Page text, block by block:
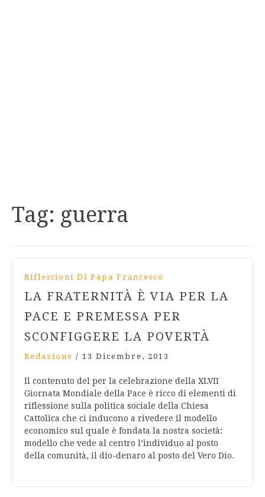
Tag: guerra
Riflessioni Di Papa Francesco
LA FRATERNITÀ È VIA PER LA
PACE E PREMESSA PER
SCONFIGGERE LA POVERTÀ
Redazione / 13 Dicembre, 2013
Il contenuto del per la celebrazione della XLVII
Giornata Mondiale della Pace è ricco di elementi di
riflessione sulla politica sociale della Chiesa
Cattolica che ci inducono a rivedere il modello
economico sul quale è fondata la nostra società:
modello che vede al centro l’individuo al posto
della comunità, il dio-denaro al posto del Vero Dio.